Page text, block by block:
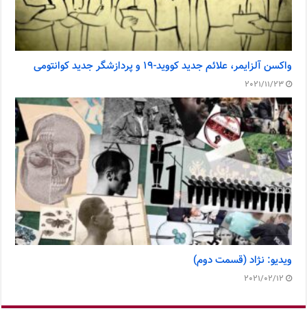
واکسن آلزایمر، علائم جدید کووید-۱۹ و پردازشگر جدید کوانتومی
2021/11/23
ویدیو: نژاد (قسمت دوم)
2021/02/12